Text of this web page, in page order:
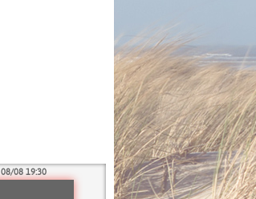
08/08 19:30